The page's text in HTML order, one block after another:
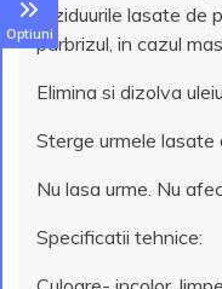
Optiuni
reziduurile lasate de
parbrizul, in cazul
Elimina si dizolva
Sterge urmele lasate
Nu lasa urme. Nu
Specificatii tehnice: